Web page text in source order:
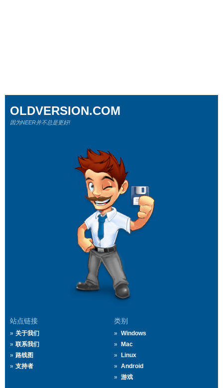
站点链接
关于我们
联系我们
路线图
支持者
类别
Windows
Mac
Linux
Android
游戏
OLDVERSION.COM
因为NEER并不总是更好!